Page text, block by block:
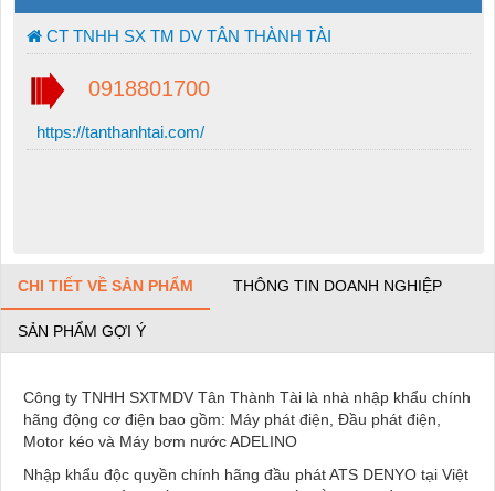
CT TNHH SX TM DV TÂN THÀNH TÀI
0918801700
https://tanthanhtai.com/
CHI TIẾT VỀ SẢN PHẨM THÔNG TIN DOANH NGHIỆP
SẢN PHẨM GỢI Ý
Công ty TNHH SXTMDV Tân Thành Tài là nhà nhập khẩu chính
hãng động cơ điện bao gồm: Máy phát điện, Đầu phát điện,
Motor kéo và Máy bơm nước ADELINO
Nhập khẩu độc quyền chính hãng đầu phát ATS DENYO tại Việt